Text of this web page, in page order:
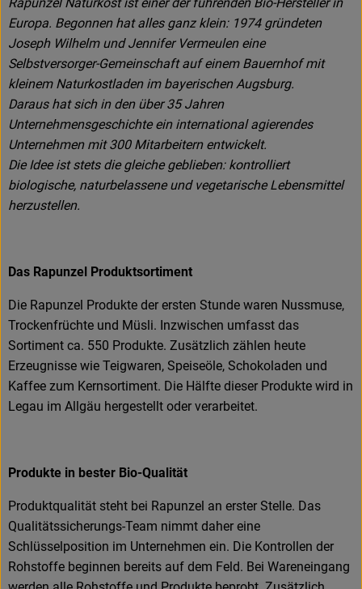
Europa. Begonnen hat alles ganz klein: 1974 gründeten
Joseph Wilhelm und Jennifer Vermeulen eine
Selbstversorger-Gemeinschaft auf einem Bauernhof mit
kleinem Naturkostladen im bayerischen Augsburg.
Daraus hat sich in den über 35 Jahren
Unternehmensgeschichte ein international agierendes
Unternehmen mit 300 Mitarbeitern entwickelt.
Die Idee ist stets die gleiche geblieben: kontrolliert
biologische, naturbelassene und vegetarische Lebensmittel
herzustellen.
Das Rapunzel Produktsortiment
Die Rapunzel Produkte der ersten Stunde waren Nussmuse,
Trockenfrüchte und Müsli. Inzwischen umfasst das
Sortiment ca. 550 Produkte. Zusätzlich zählen heute
Erzeugnisse wie Teigwaren, Speiseöle, Schokoladen und
Kaffee zum Kernsortiment. Die Hälfte dieser Produkte wird in
Legau im Allgäu hergestellt oder verarbeitet.
Produkte in bester Bio-Qualität
Produktqualität steht bei Rapunzel an erster Stelle. Das
Qualitätssicherungs-Team nimmt daher eine
Schlüsselposition im Unternehmen ein. Die Kontrollen der
Rohstoffe beginnen bereits auf dem Feld. Bei Wareneingang